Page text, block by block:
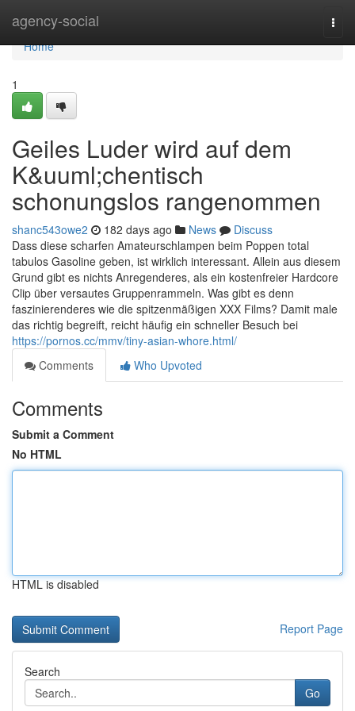
agency-social
Home
Home
1
Geiles Luder wird auf dem
K&uuml;chentisch
schonungslos rangenommen
shanc543owe2 182 days ago News
Discuss
Dass diese scharfen Amateurschlampen beim Poppen total
tabulos Gasoline geben, ist wirklich interessant. Allein aus diesem
Grund gibt es nichts Anregenderes, als ein kostenfreier Hardcore
Clip über versautes Gruppenrammeln. Was gibt es denn
faszinierenderes wie die spitzenmäßigen XXX Films? Damit male
das richtig begreift, reicht häufig ein schneller Besuch bei
https://pornos.cc/mmv/tiny-asian-whore.html/
Comments
Who Upvoted
Comments
Submit a Comment
No HTML
HTML is disabled
Report Page
Search
Go